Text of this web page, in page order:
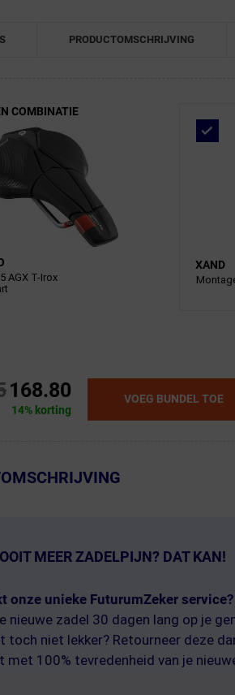
PRODUCTOMSCHRIJVING
COMBINATIE
AGX T-Irox
XAND
168.80
14% korting
VOEG BUNDEL TOE
MEER ZADELPIJN? DAT KAN!
onze unieke FuturumZeker service?
nieuwe zadel 30 dagen lang op je
toch niet lekker? Retourneer deze
met 100% tevredenheid van je